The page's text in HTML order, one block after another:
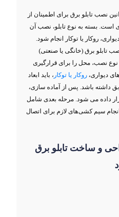
نصب تابلو برق برای اطمینان از
بسته به نوع تابلو، نصب آن
روکار یا توکار انجام شود.
تابلو برق (خانگی یا صنعتی)
نصب، محل را برای قرارگیری
دیواری،روکار یا توکار ، باید ابعاد
داشته باشد. پس از آماده ‌سازی،
داده می‌ شود. مرحله بعدی شامل
سیم‌ کشی‌های لازم برای اتصال
و ساخت تابلو برق